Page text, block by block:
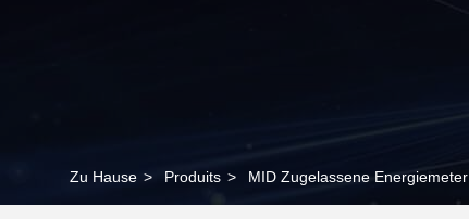
Zu Hause > Produits > MID Zugelassene Energiemeter